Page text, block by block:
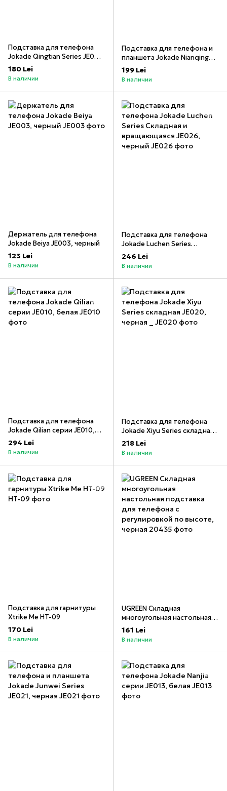
Подставка для телефона
Jokade Qingtian Series JE008,
черная
180 Lei
В наличии
Подставка для телефона и
планшета Jokade Nianqing
Series JE015, черная
199 Lei
В наличии
Держатель для телефона
Jokade Beiya JE003, черный
123 Lei
В наличии
Подставка для телефона
Jokade Luchen Series
Складная и вращающаяся
JE026, черный
246 Lei
В наличии
Подставка для телефона
Jokade Qilian серии JE010,
белая
294 Lei
В наличии
Подставка для телефона
Jokade Xiyu Series складная
JE020, черная _
218 Lei
В наличии
Подставка для гарнитуры
Xtrike Me HT-09
170 Lei
В наличии
UGREEN Складная
многоугольная настольная
подставка для телефона с
регулировкой по высоте,
161 Lei
В наличии